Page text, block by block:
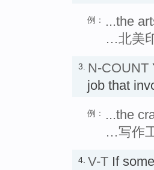
例：
...the
…北美
3. N-COUNT
job that
例：
...the
…写作
4. V-T If